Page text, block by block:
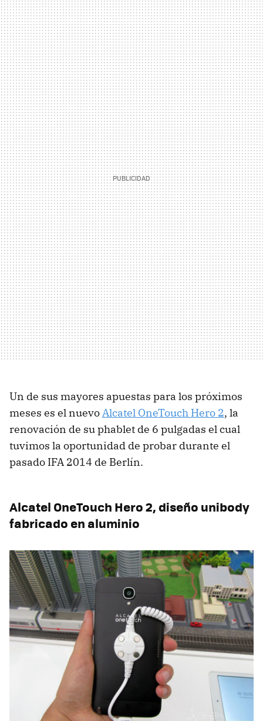
Un de sus mayores apuestas para los próximos
meses es el nuevoAlcatel OneTouch Hero 2, la
renovación de su phablet de 6 pulgadas el cual
tuvimos la oportunidad de probar durante el
pasado IFA 2014 de Berlín.
Alcatel OneTouch Hero 2, diseño unibody
fabricado en aluminio